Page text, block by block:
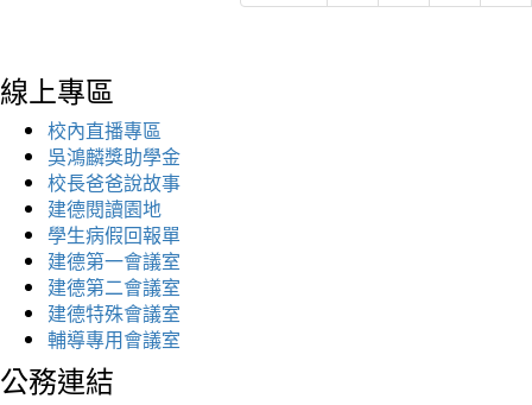
線上專區
校內直播專區
吳鴻麟獎助學金
校長爸爸說故事
建德閱讀園地
學生病假回報單
建德第一會議室
建德第二會議室
建德特殊會議室
輔導專用會議室
公務連結